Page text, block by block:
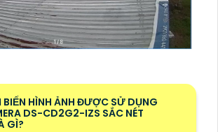
HÌNH ẢNH ĐƯỢC SỬ DỤNG
DS-CD2G2-IZS SẮC NÉT
GÌ?